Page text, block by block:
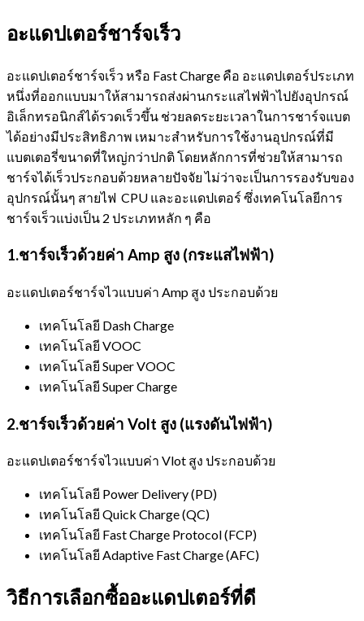
อะแดปเตอร์ชาร์จเร็ว
อะแดปเตอร์ชาร์จเร็ว หรือ Fast Charge คือ อะแดปเตอร์ประเภท
หนึ่งที่ออกแบบมาให้สามารถส่งผ่านกระแสไฟฟ้าไปยังอุปกรณ์
อิเล็กทรอนิกส์ได้รวดเร็วขึ้น ช่วยลดระยะเวลาในการชาร์จแบต
ได้อย่างมีประสิทธิภาพ เหมาะสำหรับการใช้งานอุปกรณ์ที่มี
แบตเตอรี่ขนาดที่ใหญ่กว่าปกติ โดยหลักการที่ช่วยให้สามารถ
ชาร์จได้เร็วประกอบด้วยหลายปัจจัย ไม่ว่าจะเป็นการรองรับของ
อุปกรณ์นั้นๆ สายไฟ CPU และอะแดปเตอร์ ซึ่งเทคโนโลยีการ
ชาร์จเร็วแบ่งเป็น 2 ประเภทหลัก ๆ คือ
1.ชาร์จเร็วด้วยค่า Amp สูง (กระแสไฟฟ้า)
อะแดปเตอร์ชาร์จไวแบบค่า Amp สูง ประกอบด้วย
เทคโนโลยี Dash Charge
เทคโนโลยี VOOC
เทคโนโลยี Super VOOC
เทคโนโลยี Super Charge
2.ชาร์จเร็วด้วยค่า Volt สูง (แรงดันไฟฟ้า)
อะแดปเตอร์ชาร์จไวแบบค่า Vlot สูง ประกอบด้วย
เทคโนโลยี Power Delivery (PD)
เทคโนโลยี Quick Charge (QC)
เทคโนโลยี Fast Charge Protocol (FCP)
เทคโนโลยี Adaptive Fast Charge (AFC)
วิธีการเลือกซื้ออะแดปเตอร์ที่ดี